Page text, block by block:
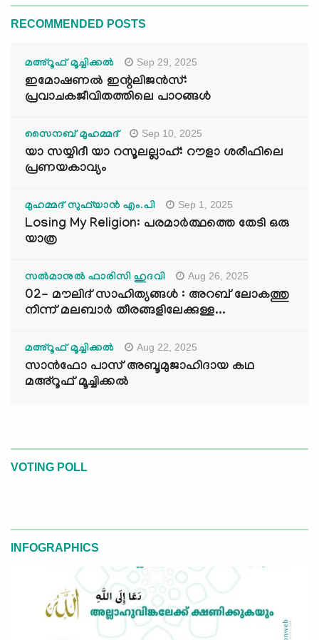
RECOMMENDED POSTS
മഅ്റൂഫ് മൂച്ചിക്കല്‍ Sep 29, 2025
ഇമോഷണൽ ഇന്റലിജൻസ്:
പ്രവാചകജീവിതത്തിലെ പാഠങ്ങൾ
സൈനബ് മുഹമ്മദ് Sep 10, 2025
യാ സയ്യിദീ യാ റസൂലല്ലാഹ്: റൗളാ ശരീഫിലെ
പ്രണയകാവ്യം
മുഹമ്മദ് സുഫ്‌യാൻ എം.പി Sep 1, 2025
Losing My Religion: പരമാർത്ഥത്തെ തേടി ഒരു
യാത്ര
സൽമാനുൽ ഫാരിസി ഹുദവി Aug 26, 2025
02- മൗലിദ് സാഹിത്യങ്ങൾ : അറബ് ലോകത്തു
നിന്ന് മലബാർ തീരങ്ങളിലേക്കുള്ള...
മഅ്റൂഫ് മൂച്ചിക്കല്‍ Aug 22, 2025
സാൻഫോ പാസ് അബൂമുജാഹിദായ കഥ
മഅ്റൂഫ് മൂച്ചിക്കല്‍
VOTING POLL
INFOGRAPHICS